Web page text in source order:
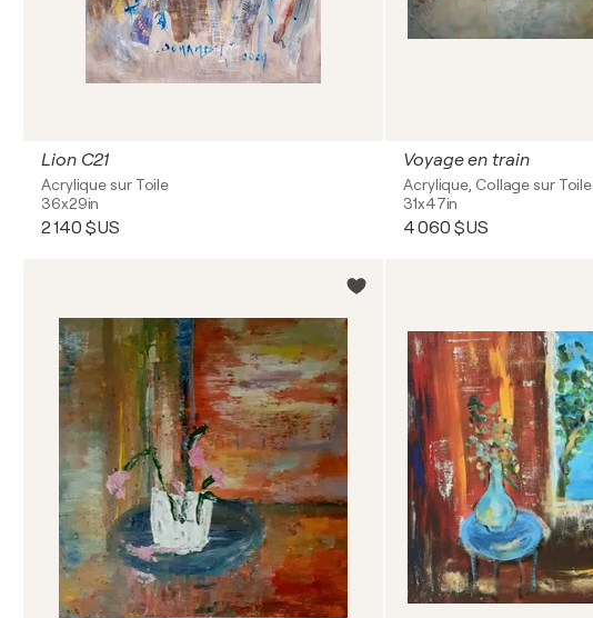
Lion C21
Acrylique sur Toile
36x29in
2 140 $US
Voyage en train
Acrylique, Collage sur Toile
31x47in
4 060 $US